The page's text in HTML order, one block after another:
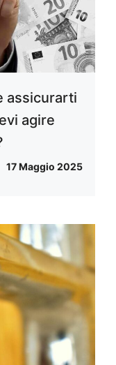
assicurarti
agire
17 Maggio 2025